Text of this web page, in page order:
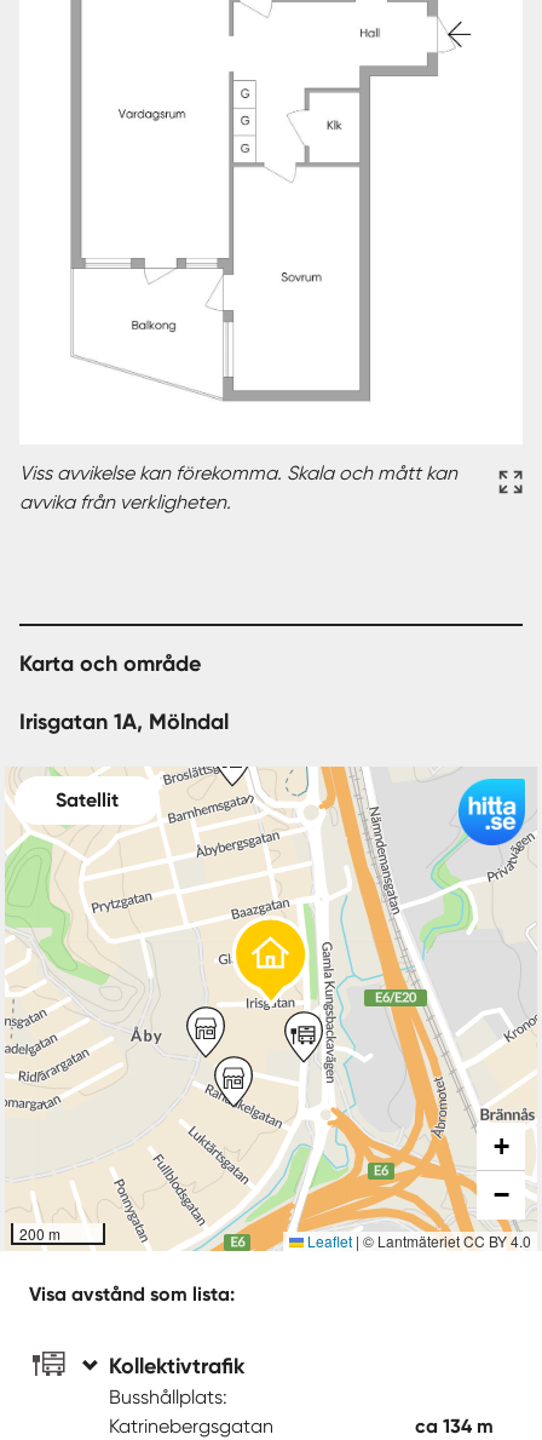
Viss avvikelse kan förekomma. Skala och mått kan
avvika från verkligheten.
Karta och område
Irisgatan 1A, Mölndal
Satellit
200 m
+
−
Leaflet | © Lantmäteriet CC BY 4.0
Visa avstånd som lista:
Kollektivtrafik
Busshållplats:
Katrinebergsgatan
ca 134 m